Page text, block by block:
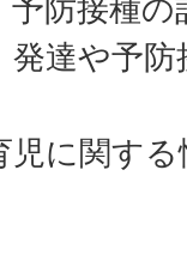
防接種
達や予
児に関す